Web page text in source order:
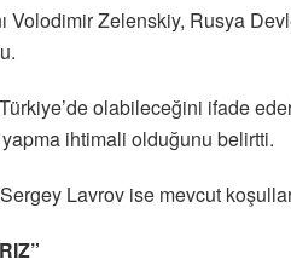
Volodimir Zelenskiy, Rusya
olabileceğini ifade
ihtimali olduğunu belirtti.
Lavrov ise mevcut